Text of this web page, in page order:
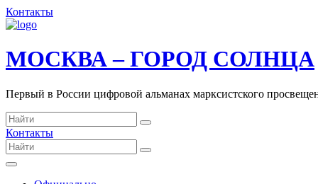
Контакты
МОСКВА – ГОРОД СОЛНЦА
Первый в России цифровой альманах марксистского
Контакты